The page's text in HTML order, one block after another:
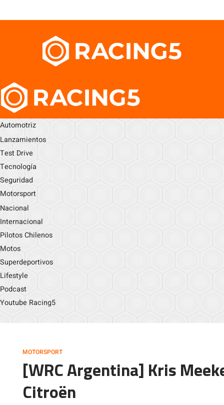
Automotriz
Lanzamientos
Test Drive
Tecnología
Seguridad
Motorsport
Nacional
Internacional
Pilotos Chilenos
Motos
Superdeportivos
Lifestyle
Podcast
Youtube Racing5
MOTORSPORT
[WRC Argentina] Kris
Citroën